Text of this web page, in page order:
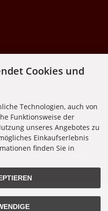
- 16:00 Uhr
natürlich kostenlos. Aus dem
an. Anrufe aus dem Handynetz
. Die durchgestrichenen Preise
bei Nixgut Onlineshop
Cookies und
Technologien, auch von
Funktionsweise der
unseres Angebotes zu
Einkaufserlebnis
finden Sie in